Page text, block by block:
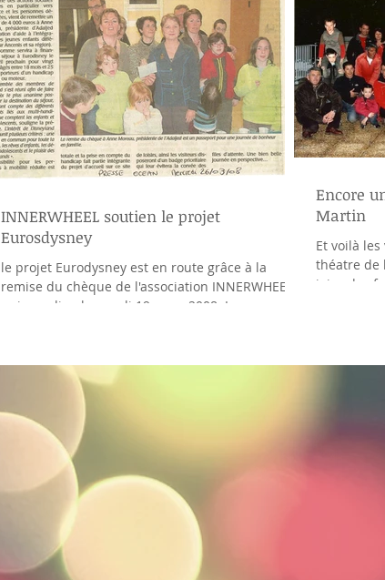
INNERWHEEL soutien le projet
Eurosdysney
le projet Eurodysney est en route grâce à la
remise du chèque de l'association INNERWHEEL,
qui a eu lieu le mardi 19 mars 2008. Le...
Encore
Martin
Et voilà les
théatre de
joies des